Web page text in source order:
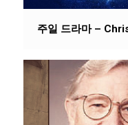
주일 드라마 –